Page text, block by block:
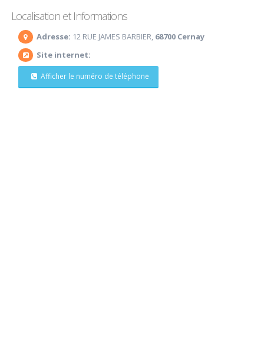
Localisation et Informations
Adresse: 12 RUE JAMES BARBIER, 68700 Cernay
Site internet:
Afficher le numéro de téléphone